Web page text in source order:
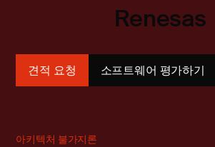
Renesas
견적 요청 소프트웨어 평가하기
아키텍처 불가지론